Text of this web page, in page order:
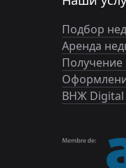
Подбор
Аренда
Получение
ВНЖ Digital